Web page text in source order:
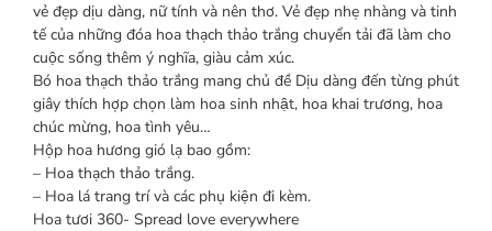
vẻ đẹp dịu dàng, nữ tính và nên thơ. Vẻ đẹp nhẹ nhàng và tinh
tế của những đóa hoa thạch thảo trắng chuyển tải đã làm cho
cuộc sống thêm ý nghĩa, giàu cảm xúc.
Bó hoa thạch thảo trắng mang chủ đề Dịu dàng đến từng phút
giây thích hợp chọn làm hoa sinh nhật, hoa khai trương, hoa
chúc mừng, hoa tình yêu…
Hộp hoa hương gió lạ bao gồm:
– Hoa thạch thảo trắng.
– Hoa lá trang trí và các phụ kiện đi kèm.
Hoa tươi 360- Spread love everywhere